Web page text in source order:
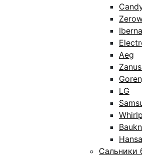
Iberna
Aeg
LG
Hansa
Сальники